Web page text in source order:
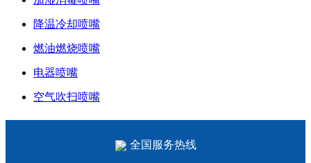
降温冷却喷嘴
燃油燃烧喷嘴
电器喷嘴
空气吹扫喷嘴
全国服务热线